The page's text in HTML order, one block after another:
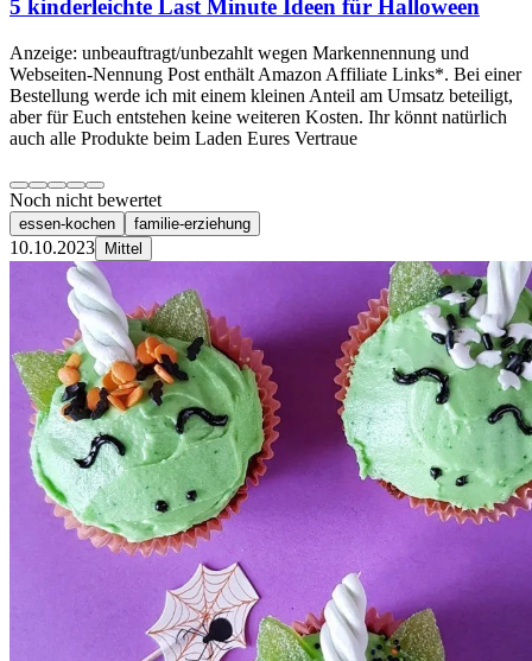
5 kinderleichte Last Minute Ideen für Halloween
Anzeige: unbeauftragt/unbezahlt wegen Markennennung und
Webseiten-Nennung Post enthält Amazon Affiliate Links*. Bei einer
Bestellung werde ich mit einem kleinen Anteil am Umsatz beteiligt,
aber für Euch entstehen keine weiteren Kosten. Ihr könnt natürlich
auch alle Produkte beim Laden Eures Vertraue
Noch nicht bewertet
essen-kochen familie-erziehung
10.10.2023 Mittel